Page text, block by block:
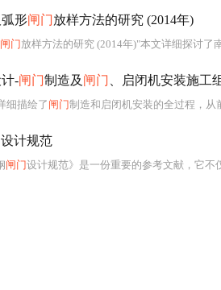
形闸门放样方法的研究 (2014年)
闸门放样方法的研究 (2014年)"本文详细探讨了
-闸门制造及 闸门 、启闭机安装施工
细描绘了 闸门制造和启闭机安装的全过程，
设计规范
闸门设计规范》是一份重要的参考文献，它不